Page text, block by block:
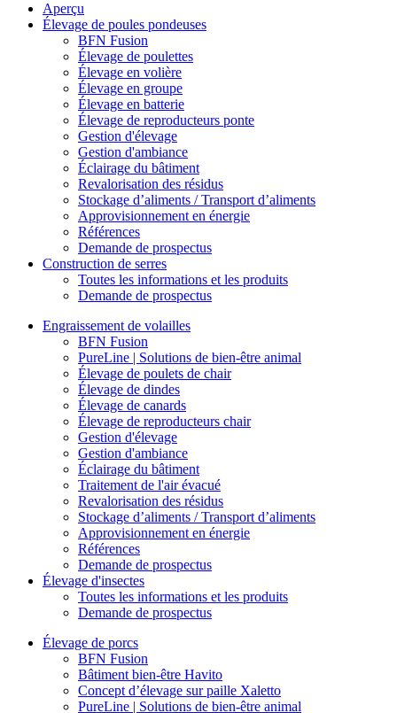
Aperçu
Élevage de poules pondeuses
BFN Fusion
Élevage de poulettes
Élevage en volière
Élevage en groupe
Élevage en batterie
Élevage de reproducteurs ponte
Gestion d'élevage
Gestion d'ambiance
Éclairage du bâtiment
Revalorisation des résidus
Stockage d’aliments / Transport d’aliments
Approvisionnement en énergie
Références
Demande de prospectus
Construction de serres
Toutes les informations et les produits
Demande de prospectus
Engraissement de volailles
BFN Fusion
PureLine | Solutions de bien-être animal
Élevage de poulets de chair
Élevage de dindes
Élevage de canards
Élevage de reproducteurs chair
Gestion d'élevage
Gestion d'ambiance
Éclairage du bâtiment
Traitement de l'air évacué
Revalorisation des résidus
Stockage d’aliments / Transport d’aliments
Approvisionnement en énergie
Références
Demande de prospectus
Élevage d'insectes
Toutes les informations et les produits
Demande de prospectus
Élevage de porcs
BFN Fusion
Bâtiment bien-être Havito
Concept d’élevage sur paille Xaletto
PureLine | Solutions de bien-être animal